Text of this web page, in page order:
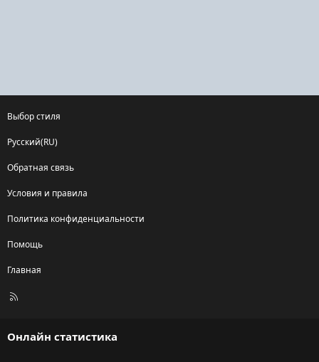
Выбор стиля
Русский(RU)
Обратная связь
Условия и правила
Политика конфиденциальности
Помощь
Главная
R
Онлайн статистика